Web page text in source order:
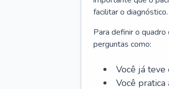
facilitar o diagnóstico.
Para definir o
perguntas como:
Você já teve
Você pratica